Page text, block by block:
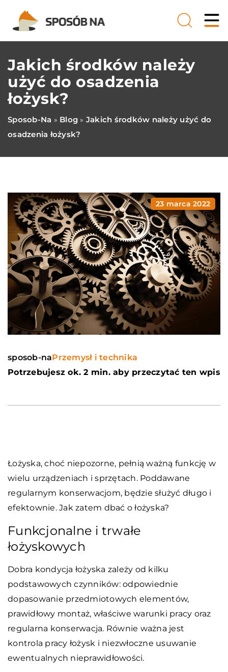
Jakich środków należy
użyć do osadzenia
łożysk?
Sposob-Na » Blog » Jakich środków należy użyć do
osadzenia łożysk?
23 marca 2022
sposob-naPrzemysł i technika
Potrzebujesz ok. 2 min. aby przeczytać ten wpis
Łożyska, choć niepozorne, pełnią ważną funkcję w
wielu urządzeniach i sprzętach. Poddawane
regularnym konserwacjom, będzie służyć długo i
efektownie. Jak zatem dbać o łożyska?
Funkcjonalne i trwałe
łożyskowych
Dobra kondycja łożyska zależy od kilku
podstawowych czynników: odpowiednie
dopasowanie przedmiotowych elementów,
prawidłowy montaż, właściwe warunki pracy oraz
regularna konserwacja. Równie ważna jest
kontrola pracy łożysk i niezwłoczne usuwanie
ewentualnych nieprawidłowości.